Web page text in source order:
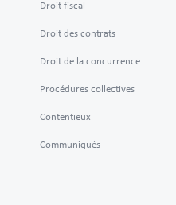
Droit fiscal
Droit des contrats
Droit de la concurrence
Procédures collectives
Contentieux
Communiqués